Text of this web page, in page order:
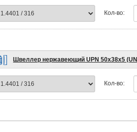
Кол-во:
Швеллер нержавеющий UPN 50х38х5
Кол-во: